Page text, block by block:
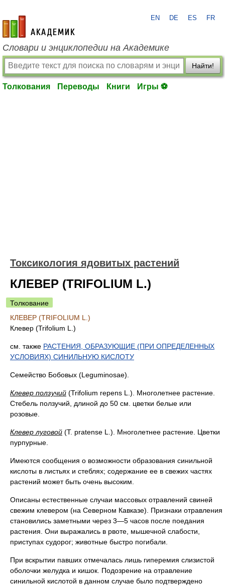
academic.ru
EN DE ES FR
Словари и энциклопедии на Академике
Найти!
Толкования Переводы Книги Игры ⚽
Токсикология ядовитых растений
КЛЕВЕР (TRIFOLIUM L.)
Толкование
КЛЕВЕР (TRIFOLIUM L.)
Клевер (Trifolium L.)
см. также РАСТЕНИЯ, ОБРАЗУЮЩИЕ (ПРИ ОПРЕДЕЛЕННЫХ
УСЛОВИЯХ) СИНИЛЬНУЮ КИСЛОТУ
Семейство Бобовых (Leguminosae).
Клевер ползучий (Trifolium repens L.). Многолетнее растение.
Стебель ползучий, длиной до 50 см. цветки белые или
розовые.
Клевер луговой (Т. pratense L.). Многолетнее растение. Цветки
пурпурные.
Имеются сообщения о возможности образования синильной
кислоты в листьях и стеблях; содержание ее в свежих частях
растений может быть очень высоким.
Описаны естественные случаи массовых отравлений свиней
свежим клевером (на Северном Кавказе). Признаки отравления
становились заметными через 3—5 часов после поедания
растения. Они выражались в рвоте, мышечной слабости,
приступах судорог; животные быстро погибали.
При вскрытии павших отмечалась лишь гиперемия слизистой
оболочки желудка и кишок. Подозрение на отравление
синильной кислотой в данном случае было подтверждено